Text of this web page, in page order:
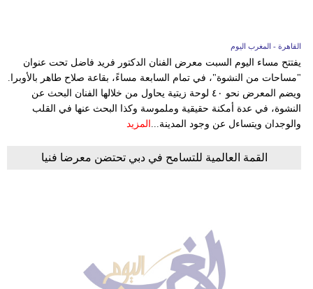
القاهرة - المغرب اليوم
يفتتح مساء اليوم السبت معرض الفنان الدكتور فريد فاضل تحت عنوان
"مساحات من النشوة"، في تمام السابعة مساءً، بقاعة صلاح طاهر بالأوبرا.
ويضم المعرض نحو ٤٠ لوحة زيتية يحاول من خلالها الفنان البحث عن
النشوة، في عدة أمكنة حقيقية وملموسة وكذا البحث عنها في القلب
والوجدان ويتساءل عن وجود المدينة...
المزيد
القمة العالمية للتسامح في دبي تحتضن معرضا فنيا